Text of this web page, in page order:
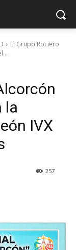
El Grupo Rociero
la
IVX
257